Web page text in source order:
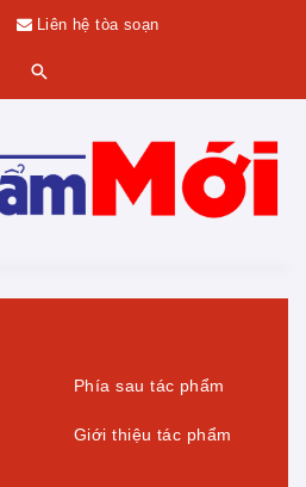
Liên hệ tòa soạn
Phía sau tác phẩm
Giới thiệu tác phẩm